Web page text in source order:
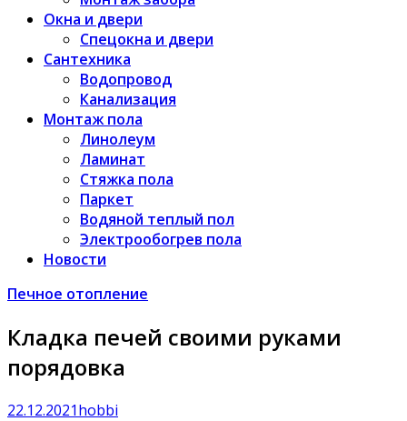
Окна и двери
Спецокна и двери
Сантехника
Водопровод
Канализация
Монтаж пола
Линолеум
Ламинат
Стяжка пола
Паркет
Водяной теплый пол
Электрообогрев пола
Новости
Печное отопление
Кладка печей своими руками
порядовка
22.12.2021hobbi